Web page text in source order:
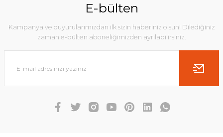
E-bülten
Kampanya ve duyurularımızdan ilk sizin haberiniz olsun! Dilediğiniz
zaman e-bülten aboneliğimizden ayrılabilirsiniz.